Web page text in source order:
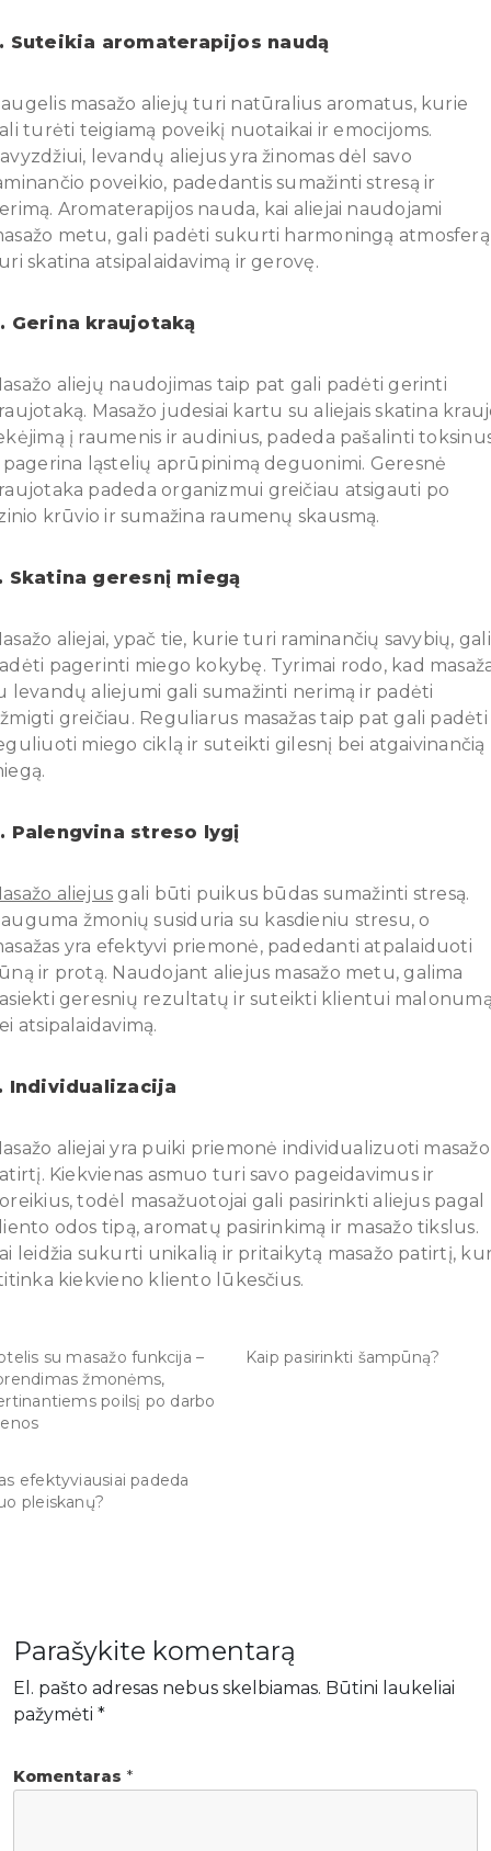
Suteikia aromaterapijos naudą
masažo aliejų turi natūralius aromatus, kurie
turėti teigiamą poveikį nuotaikai ir emocijoms.
levandų aliejus yra žinomas dėl savo
poveikio, padedantis sumažinti stresą ir
Aromaterapijos nauda, kai aliejai naudojami
metu, gali padėti sukurti harmoningą
skatina atsipalaidavimą ir gerovę.
Gerina kraujotaką
aliejų naudojimas taip pat gali padėti gerinti
Masažo judesiai kartu su aliejais skatina
į raumenis ir audinius, padeda pašalinti
pagerina ląstelių aprūpinimą deguonimi. Geresnė
padeda organizmui greičiau atsigauti po
krūvio ir sumažina raumenų skausmą.
Skatina geresnį miegą
aliejai, ypač tie, kurie turi raminančių savybių, gali
pagerinti miego kokybę. Tyrimai rodo, kad
levandų aliejumi gali sumažinti nerimą ir padėti
greičiau. Reguliarus masažas taip pat gali padėti
miego ciklą ir suteikti gilesnį bei atgaivinančią
Palengvina streso lygį
aliejus gali būti puikus būdas sumažinti stresą.
žmonių susiduria su kasdieniu stresu, o
yra efektyvi priemonė, padedanti atpalaiduoti
ir protą. Naudojant aliejus masažo metu, galima
geresnių rezultatų ir suteikti klientui
atsipalaidavimą.
Individualizacija
aliejai yra puiki priemonė individualizuoti masažo
Kiekvienas asmuo turi savo pageidavimus ir
todėl masažuotojai gali pasirinkti aliejus pagal
odos tipą, aromatų pasirinkimą ir masažo tikslus.
leidžia sukurti unikalią ir pritaikytą masažo patirtį,
kiekvieno kliento lūkesčius.
su masažo funkcija –
žmonėms,
poilsį po darbo
Kaip pasirinkti šampūną?
efektyviausiai padeda
pleiskanų?
Parašykite komentarą
El. pašto adresas nebus skelbiamas. Būtini laukeliai
pažymėti *
Komentaras *